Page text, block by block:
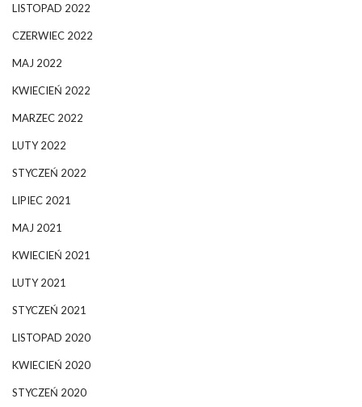
LISTOPAD 2022
CZERWIEC 2022
MAJ 2022
KWIECIEŃ 2022
MARZEC 2022
LUTY 2022
STYCZEŃ 2022
LIPIEC 2021
MAJ 2021
KWIECIEŃ 2021
LUTY 2021
STYCZEŃ 2021
LISTOPAD 2020
KWIECIEŃ 2020
STYCZEŃ 2020